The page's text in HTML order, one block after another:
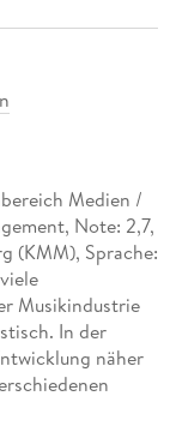
Medien /
Note: 2,7,
(KMM), Sprache:
Musikindustrie
In der
näher